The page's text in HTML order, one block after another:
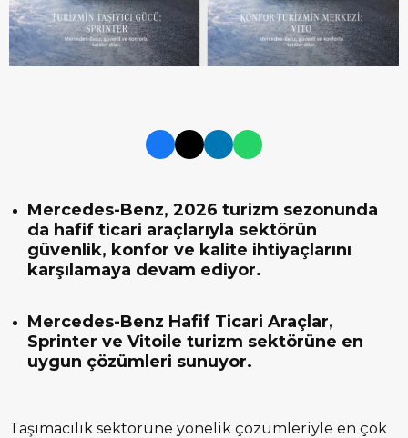
Mercedes-Benz, 2026 turizm sezonunda
da hafif ticari araçlarıyla sektörün
güvenlik, konfor ve kalite ihtiyaçlarını
karşılamaya devam ediyor.
Mercedes-Benz Hafif Ticari Araçlar,
Sprinter ve Vitoile turizm sektörüne en
uygun çözümleri sunuyor.
Taşımacılık sektörüne yönelik çözümleriyle en çok